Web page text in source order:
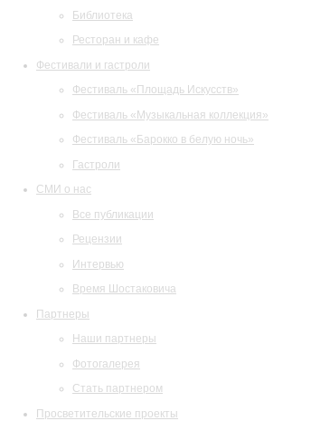
Библиотека
Ресторан и кафе
Фестивали и гастроли
Фестиваль «Площадь Искусств»
Фестиваль «Музыкальная коллекция»
Фестиваль «Барокко в белую ночь»
Гастроли
СМИ о нас
Все публикации
Рецензии
Интервью
Время Шостаковича
Партнеры
Наши партнеры
Фотогалерея
Стать партнером
Просветительские проекты